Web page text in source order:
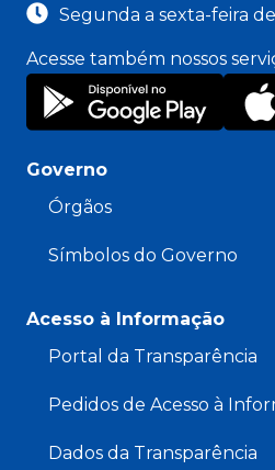
Segunda a sexta-feira
Acesse também nossos
Governo
Órgãos
Símbolos do Governo
Acesso à Informação
Portal da Transparência
Pedidos de Acesso à
Dados da Transparência